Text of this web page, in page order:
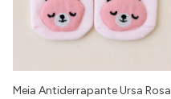
Meia Antiderrapante Ursa Rosa